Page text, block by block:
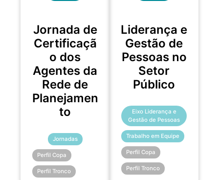
Jornada de
Certificaçã
o dos
Agentes da
Rede de
Planejamen
to
Jornadas
Perfil Copa
Perfil Tronco
Liderança e
Gestão de
Pessoas no
Setor
Público
Eixo Liderança e
Gestão de Pessoas
Trabalho em Equipe
Perfil Copa
Perfil Tronco